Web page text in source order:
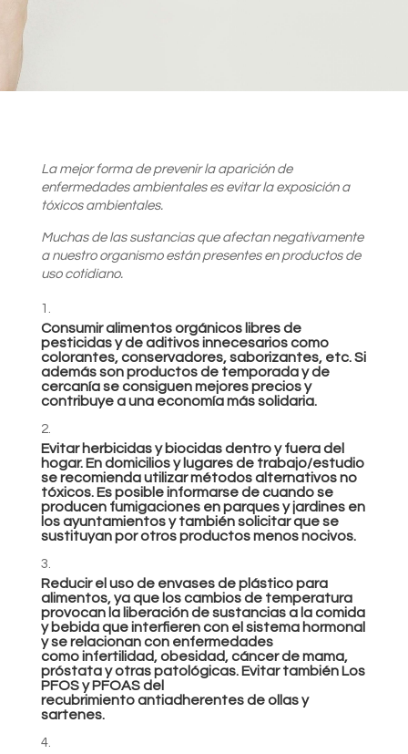
La mejor forma de prevenir la aparición de
enfermedades ambientales es evitar la exposición a
tóxicos ambientales.
Muchas de las sustancias que afectan negativamente
a nuestro organismo están presentes en productos de
uso cotidiano.
Consumir alimentos orgánicos libres de
pesticidas y de aditivos innecesarios como
colorantes, conservadores, saborizantes, etc. Si
además son productos de temporada y de
cercanía se consiguen mejores precios y
contribuye a una economía más solidaria.
Evitar herbicidas y biocidas dentro y fuera del
hogar. En domicilios y lugares de trabajo/estudio
se recomienda utilizar métodos alternativos no
tóxicos. Es posible informarse de cuando se
producen fumigaciones en parques y jardines en
los ayuntamientos y también solicitar que se
sustituyan por otros productos menos nocivos.
Reducir el uso de envases de plástico para
alimentos, ya que los cambios de temperatura
provocan la liberación de sustancias a la comida
y bebida que interfieren con el sistema hormonal
y se relacionan con enfermedades
como infertilidad, obesidad, cáncer de mama,
próstata y otras patológicas. Evitar también Los
PFOS y PFOAS del
recubrimiento antiadherentes de ollas y
sartenes.